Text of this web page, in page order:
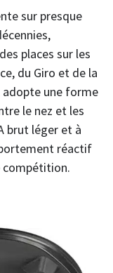
sur presque
places sur les
du Giro et de la
adopte une forme
le nez et les
brut léger et à
réactif
compétition.